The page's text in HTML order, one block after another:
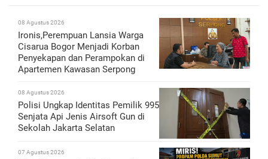
08 Agustus 2026
Ironis,Perempuan Lansia Warga
Cisarua Bogor Menjadi Korban
Penyekapan dan Perampokan di
Apartemen Kawasan Serpong
08 Agustus 2026
Polisi Ungkap Identitas Pemilik 995
Senjata Api Jenis Airsoft Gun di
Sekolah Jakarta Selatan
07 Agustus 2026